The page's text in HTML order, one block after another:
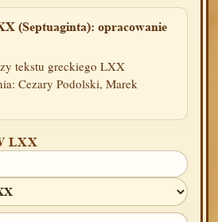
(Septuaginta): opracowanie
tekstu greckiego LXX
Cezary Podolski, Marek
LXX